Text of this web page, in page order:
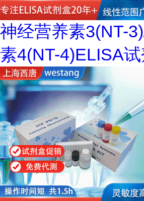
神经营养素3(NT-
素4(NT-4)ELISA